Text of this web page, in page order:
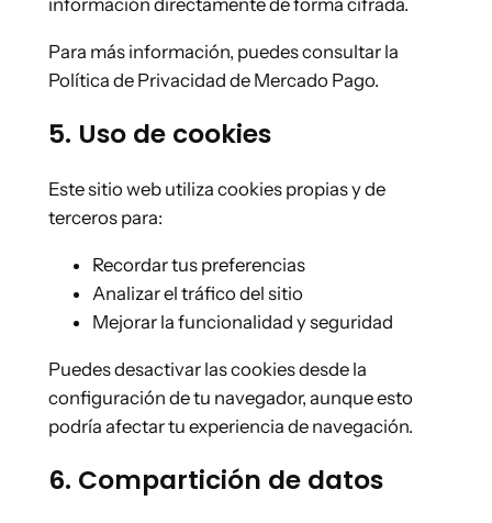
información directamente de forma cifrada.
Para más información, puedes consultar la
Política de Privacidad de Mercado Pago.
5. Uso de cookies
Este sitio web utiliza cookies propias y de
terceros para:
Recordar tus preferencias
Analizar el tráfico del sitio
Mejorar la funcionalidad y seguridad
Puedes desactivar las cookies desde la
configuración de tu navegador, aunque esto
podría afectar tu experiencia de navegación.
6. Compartición de datos